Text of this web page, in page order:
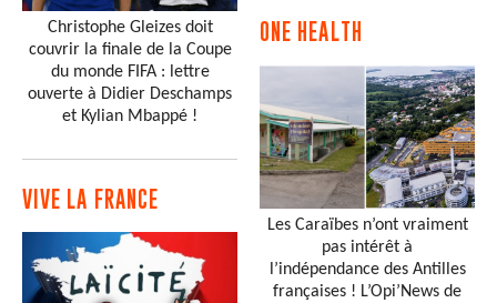
Christophe Gleizes doit
couvrir la finale de la Coupe
du monde FIFA : lettre
ouverte à Didier Deschamps
et Kylian Mbappé !
VIVE LA FRANCE
ONE HEALTH
Les Caraïbes n’ont vraiment
pas intérêt à
l’indépendance des Antilles
françaises ! L’Opi’News de